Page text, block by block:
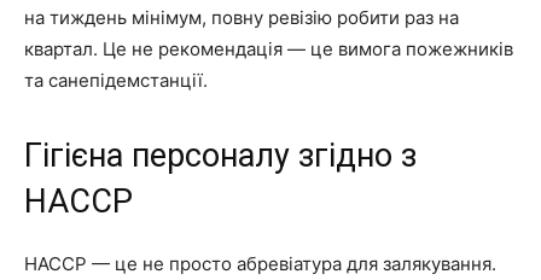
на тиждень мінімум, повну ревізію робити раз на
квартал. Це не рекомендація — це вимога пожежників
та санепідемстанції.
Гігієна персоналу згідно з
HACCP
HACCP — це не просто абревіатура для залякування.